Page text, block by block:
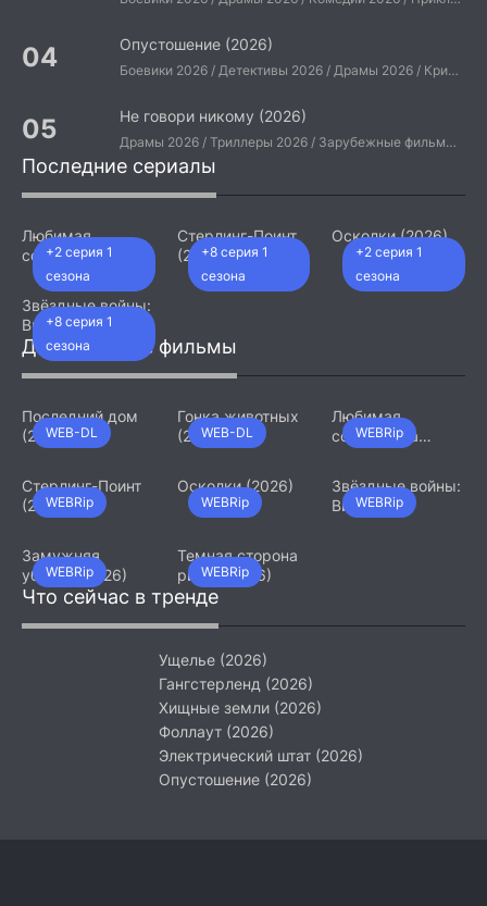
Опустошение (2026)
Боевики 2026 / Детективы 2026 / Драмы 2026 / Криминальные фильмы 2026 / Триллеры 2026 / Зарубежные фильмы 2026 / Американские фильмы / Фильмы 2026
Не говори никому (2026)
Драмы 2026 / Триллеры 2026 / Зарубежные фильмы 2026 / Американские фильмы / Фильмы 2026
Последние сериалы
+2 серия 1
сезона
Любимая
сотрудница
(2026)
+8 серия 1
сезона
Стерлинг-Поинт
(2026)
+2 серия 1
сезона
Осколки (2026)
+8 серия 1
сезона
Звёздные войны:
Видения.
Девятый джедай
(2026)
Добавленные фильмы
WEB-DL
Последний дом
(2026)
WEB-DL
Гонка животных
(2026)
WEBRip
Любимая
сотрудница
WEBRip
Стерлинг-Поинт
(2026)
WEBRip
Осколки (2026)
WEBRip
Звёздные войны:
Видения.
WEBRip
Замужняя
убийца (2026)
WEBRip
Темная сторона
ринга (2026)
Что сейчас в тренде
Ущелье (2026)
Гангстерленд (2026)
Хищные земли (2026)
Фоллаут (2026)
Электрический штат (2026)
Опустошение (2026)